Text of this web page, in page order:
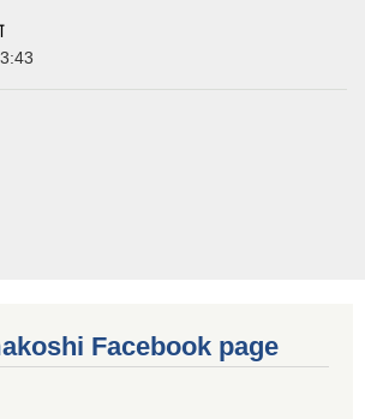
Facebook page